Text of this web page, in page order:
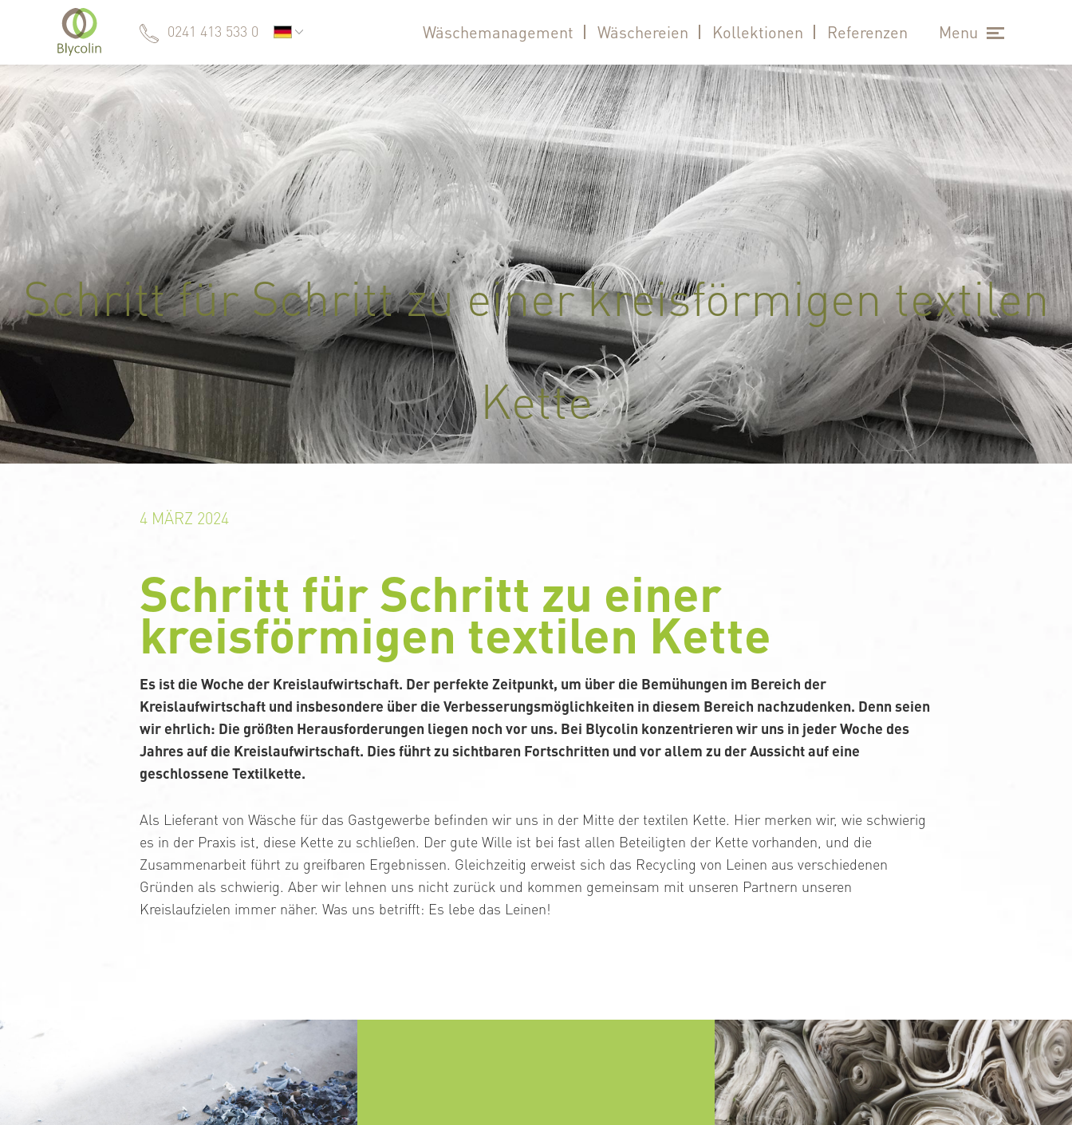
0241 413 533 0 Wäschemanagement Wäschereien Kollektionen Referenzen Menu
Schritt für Schritt zu einer kreisförmigen textilen
Kette
4 MÄRZ 2024
Schritt für Schritt zu einer
kreisförmigen textilen Kette
Es ist die Woche der Kreislaufwirtschaft. Der perfekte Zeitpunkt, um über die Bemühungen im Bereich der
Kreislaufwirtschaft und insbesondere über die Verbesserungsmöglichkeiten in diesem Bereich nachzudenken. Denn seien
wir ehrlich: Die größten Herausforderungen liegen noch vor uns. Bei Blycolin konzentrieren wir uns in jeder Woche des
Jahres auf die Kreislaufwirtschaft. Dies führt zu sichtbaren Fortschritten und vor allem zu der Aussicht auf eine
geschlossene Textilkette.
Als Lieferant von Wäsche für das Gastgewerbe befinden wir uns in der Mitte der textilen Kette. Hier merken wir, wie schwierig
es in der Praxis ist, diese Kette zu schließen. Der gute Wille ist bei fast allen Beteiligten der Kette vorhanden, und die
Zusammenarbeit führt zu greifbaren Ergebnissen. Gleichzeitig erweist sich das Recycling von Leinen aus verschiedenen
Gründen als schwierig. Aber wir lehnen uns nicht zurück und kommen gemeinsam mit unseren Partnern unseren
Kreislaufzielen immer näher. Was uns betrifft: Es lebe das Leinen!